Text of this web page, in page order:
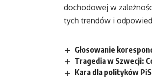
dochodowej w
tych trendów i
Głosowanie
Tragedia w Szwecji:
Kara dla polityków